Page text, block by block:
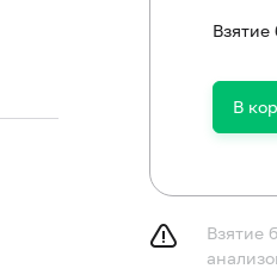
Детям в
Не принимать
негазированную
Не курить в
Взятие
В
Взятие